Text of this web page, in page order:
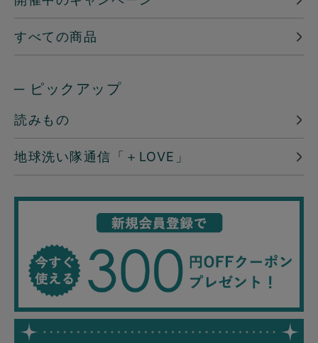
すべての商品
─ ピックアップ
読みもの
地球洗い隊通信「＋LOVE」